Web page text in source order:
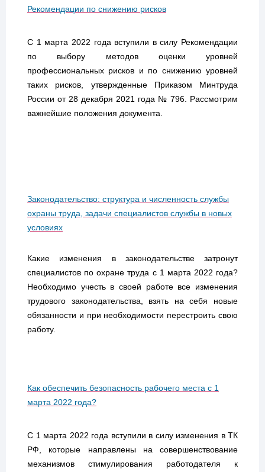
Рекомендации по снижению рисков
С 1 марта 2022 года вступили в силу Рекомендации
по выбору методов оценки уровней
профессиональных рисков и по снижению уровней
таких рисков, утвержденные Приказом Минтруда
России от 28 декабря 2021 года № 796. Рассмотрим
важнейшие положения документа.
Законодательство: структура и численность службы
охраны труда, задачи специалистов службы в новых
условиях
Какие изменения в законодательстве затронут
специалистов по охране труда с 1 марта 2022 года?
Необходимо учесть в своей работе все изменения
трудового законодательства, взять на себя новые
обязанности и при необходимости перестроить свою
работу.
Как обеспечить безопасность рабочего места с 1
марта 2022 года?
С 1 марта 2022 года вступили в силу изменения в ТК
РФ, которые направлены на совершенствование
механизмов стимулирования работодателя к